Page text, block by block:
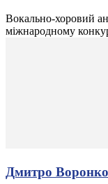
Вокально-хоровий
міжнародному
Дмитро Воронко